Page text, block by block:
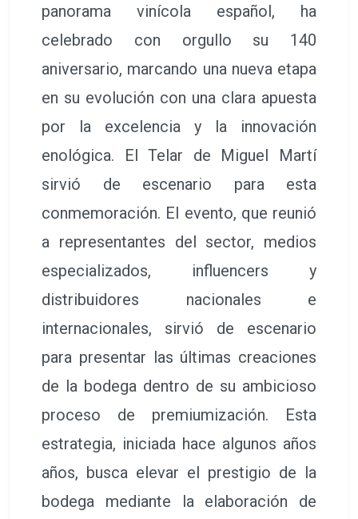
panorama vinícola español, ha
celebrado con orgullo su 140
aniversario, marcando una nueva etapa
en su evolución con una clara apuesta
por la excelencia y la innovación
enológica. El Telar de Miguel Martí
sirvió de escenario para esta
conmemoración. El evento, que reunió
a representantes del sector, medios
especializados, influencers y
distribuidores nacionales e
internacionales, sirvió de escenario
para presentar las últimas creaciones
de la bodega dentro de su ambicioso
proceso de premiumización. Esta
estrategia, iniciada hace algunos años
años, busca elevar el prestigio de la
bodega mediante la elaboración de